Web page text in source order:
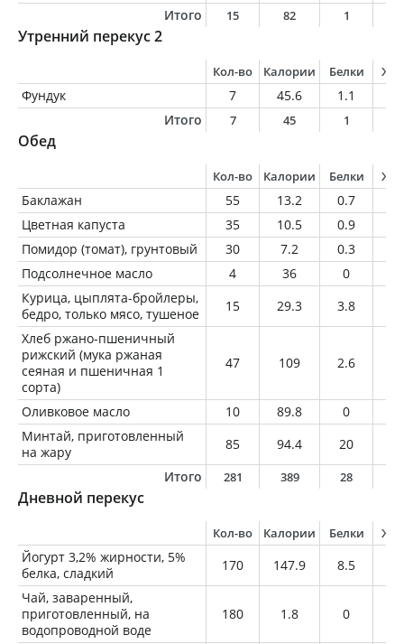
Итого 15 82 1
Утренний перекус 2
Кол-во Калории Белки
Фундук 7 45.6 1.1
Итого
7 45 1
Обед
Кол-во Калории Белки
Баклажан 55 13.2 0.7
Цветная капуста
35 10.5 0.9
Помидор (томат), грунтовый
30 7.2 0.3
Подсолнечное масло
4 36 0
Курица, цыплята-бройлеры,
бедро, только мясо, тушеное
15 29.3 3.8
Хлеб ржано-пшеничный
рижский (мука ржаная
сеяная и пшеничная 1
сорта)
47 109 2.6
Оливковое масло 10 89.8 0
Минтай, приготовленный
на жару
85 94.4 20
Итого
281 389 28
Дневной перекус
Кол-во Калории Белки
Йогурт 3,2% жирности, 5%
белка, сладкий
170 147.9 8.5
Чай, заваренный,
приготовленный, на
водопроводной воде
180 1.8 0